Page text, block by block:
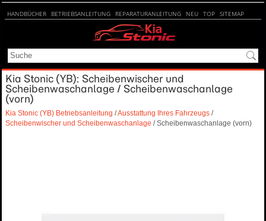
HANDBÜCHER BETRIEBSANLEITUNG REPARATURANLEITUNG NEU TOP SITEMAP
Kia Stonic (YB): Scheibenwischer und
Scheibenwaschanlage / Scheibenwaschanlage
(vorn)
Kia Stonic (YB) Betriebsanleitung /Ausstattung Ihres Fahrzeugs /
Scheibenwischer und Scheibenwaschanlage / Scheibenwaschanlage (vorn)